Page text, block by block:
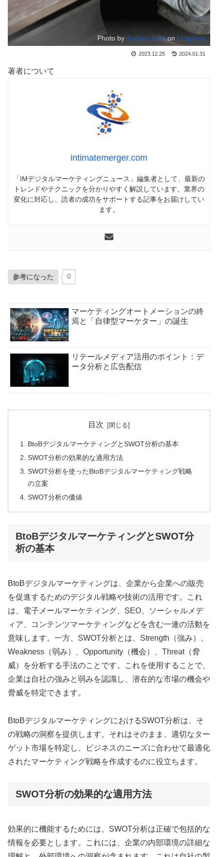
Photo byAndrew Neelon Unsplash
2023.12.25 2024.01.31
著者について
intimatemerger.com
「IMデジタルマーケティングニュース」編集者として、最新の
トレンドやテクニックを分かりやすく解説しています。業界の
変化に対応し、読者の成功をサポートする記事をお届けしてい
ます。
参考になった 0
マーケティングオートメーションの終
焉と「自律型マーケター」の誕生
リテールメディア活用のポイント：デ
ータ分析と広告配信
目次
BtoBデジタルマーケティングとSWOT分析の基本
SWOT分析の効果的な適用方法
SWOT分析を使ったBtoBデジタルマーケティング戦略
の立案
SWOT分析の価値
BtoBデジタルマーケティングとSWOT分
析の基本
BtoBデジタルマーケティングは、企業から企業への販売
を促進するためのデジタル戦略や技術の活用です。これ
は、電子メールマーケティング、SEO、ソーシャルメデ
ィア、コンテンツマーケティングなどを含む一連の活動を
意味します。一方、SWOT分析とは、Strength（強み）、
Weakness（弱み）、Opportunity（機会）、Threat（脅
威）を分析する手法のことです。これを使用することで、
企業は自社の強みと弱みを認識し、潜在的な市場の機会や
脅威を特定できます。
BtoBデジタルマーケティングにおけるSWOT分析は、そ
の戦略の洞察を提供します。それはそのまま、適切なター
ゲット市場を特定し、ビジネスのニーズに合わせて最適化
されたマーケティング戦略を作成するのに役立ちます。
SWOT分析の効果的な適用方法
効果的に機能するためには、SWOT分析は正確で包括的な
情報を必要とします。これには、企業の内部環境の詳細な